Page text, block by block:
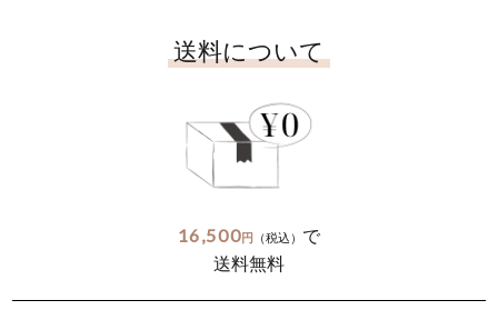
送料について
16,500円 （税込） で
送料無料